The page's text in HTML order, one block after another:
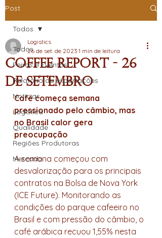
Post
Todos
Feiras e Eventos
Relatório de exportações
Notícias
Logística
Qualidade
Regiões Produtoras
Mercado
Todos
Coffee Report - 26
de Setembro
Logistics
26 de set. de 2023 1 min de leitura
Café começa semana
pressionado pelo câmbio, mas
no Brasil calor gera
preocupação
A semana começou com
desvalorização para os principais
contratos na Bolsa de Nova York
(ICE Future). Monitorando as
condições do parque cafeeiro no
Brasil e com pressão do câmbio, o
café arábica recuou 1,55% nesta